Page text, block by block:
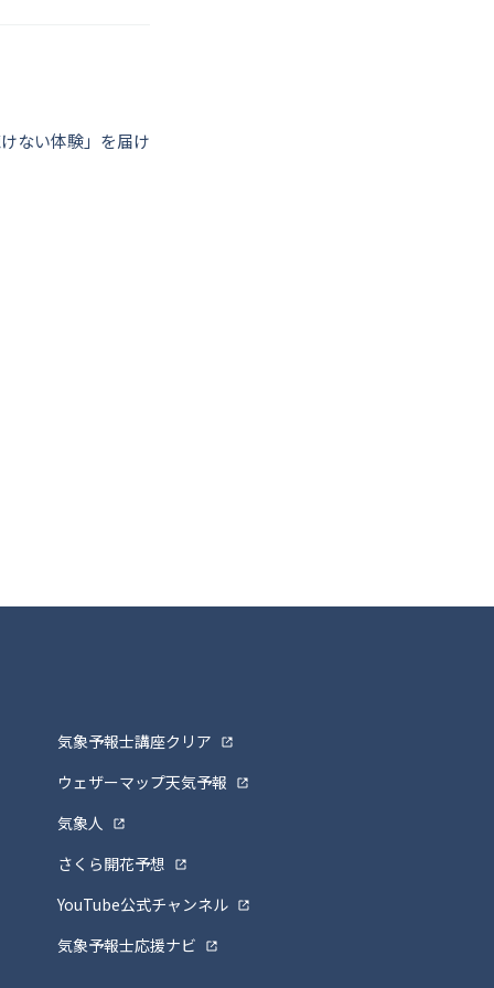
ない体験」を届け
気象予報士講座クリア
ウェザーマップ天気予報
気象人
さくら開花予想
YouTube公式チャンネル
気象予報士応援ナビ